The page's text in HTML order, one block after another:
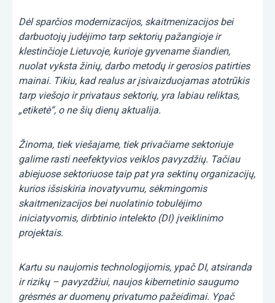
Dėl sparčios modernizacijos, skaitmenizacijos bei
darbuotojų judėjimo tarp sektorių pažangioje ir
klestinčioje Lietuvoje, kurioje gyvename šiandien,
nuolat vyksta žinių, darbo metodų ir gerosios patirties
mainai. Tikiu, kad realus ar įsivaizduojamas atotrūkis
tarp viešojo ir privataus sektorių, yra labiau reliktas,
„etiketė“, o ne šių dienų aktualija.
Žinoma, tiek viešajame, tiek privačiame sektoriuje
galime rasti neefektyvios veiklos pavyzdžių. Tačiau
abiejuose sektoriuose taip pat yra sektinų organizacijų,
kurios išsiskiria inovatyvumu, sėkmingomis
skaitmenizacijos bei nuolatinio tobulėjimo
iniciatyvomis, dirbtinio intelekto (DI) įveiklinimo
projektais.
Kartu su naujomis technologijomis, ypač DI, atsiranda
ir rizikų – pavyzdžiui, naujos kibernetinio saugumo
grėsmės ar duomenų privatumo pažeidimai. Ypač